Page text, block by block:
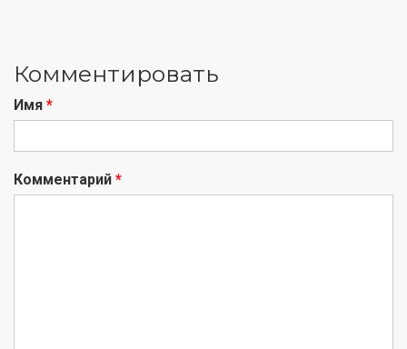
Комментировать
Имя *
Комментарий *